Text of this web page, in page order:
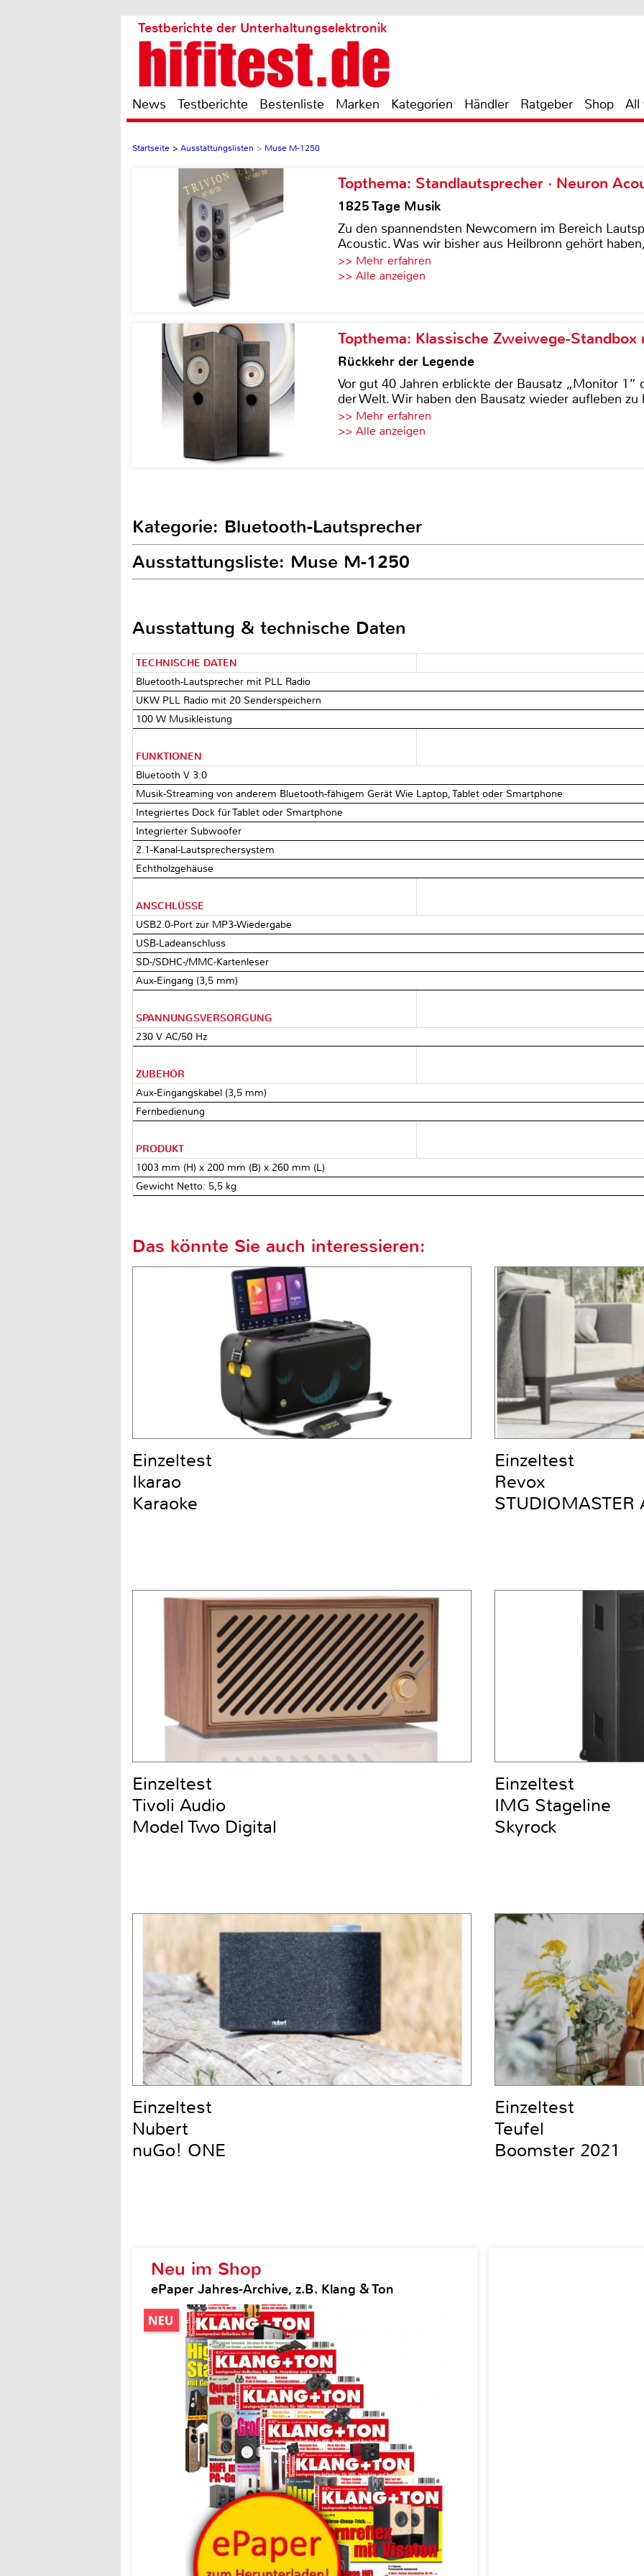
Testberichte der Unterhaltungselektronik
News Testberichte Bestenliste Marken Kategorien Händler Ratgeber Shop All
Startseite > Ausstattungslisten > Muse M-1250
Topthema: Standlautsprecher · Neuron
1825 Tage Musik
Zu den spannendsten Newcomern im Bereich
Acoustic. Was wir bisher aus Heilbronn gehört
>> Mehr erfahren
>> Alle anzeigen
Topthema: Klassische Zweiwege-
Rückkehr der Legende
Vor gut 40 Jahren erblickte der Bausatz „Monitor 1“
der Welt. Wir haben den Bausatz wieder aufleben zu
>> Mehr erfahren
>> Alle anzeigen
Kategorie: Bluetooth-Lautsprecher
Ausstattungsliste: Muse M-1250
Ausstattung & technische Daten
TECHNISCHE DATEN
Bluetooth-Lautsprecher mit PLL Radio
UKW PLL Radio mit 20 Senderspeichern
100 W Musikleistung
FUNKTIONEN
Bluetooth V 3.0
Musik-Streaming von anderem Bluetooth-fähigem Gerät Wie Laptop, Tablet oder Smartphone
Integriertes Dock für Tablet oder Smartphone
Integrierter Subwoofer
2.1-Kanal-Lautsprechersystem
Echtholzgehäuse
ANSCHLÜSSE
USB2.0-Port zur MP3-Wiedergabe
USB-Ladeanschluss
SD-/SDHC-/MMC-Kartenleser
Aux-Eingang (3,5 mm)
SPANNUNGSVERSORGUNG
230 V AC/50 Hz
ZUBEHÖR
Aux-Eingangskabel (3,5 mm)
Fernbedienung
PRODUKT
1003 mm (H) x 200 mm (B) x 260 mm (L)
Gewicht Netto: 5,5 kg
Neu im Shop
ePaper Jahres-Archive, z.B. Klang & Ton
Das könnte Sie auch interessieren:
Einzeltest
Ikarao
Karaoke
Einzeltest
Revox
STUDIOMASTER
Einzeltest
Tivoli Audio
Model Two Digital
Einzeltest
IMG Stageline
Skyrock
Einzeltest
Nubert
nuGo! ONE
Einzeltest
Teufel
Boomster 2021